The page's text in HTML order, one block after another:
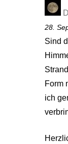
28.
Sind
Form
ich